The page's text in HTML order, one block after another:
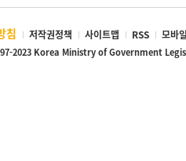
침 저작권정책 사이트맵 RSS 모바
2023 Korea Ministry of Government